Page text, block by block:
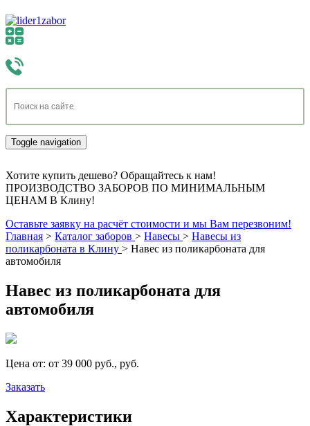
Toggle navigation
Хотите купить дешево? Обращайтесь к нам!
ПРОИЗВОДСТВО ЗАБОРОВ ПО МИНИМАЛЬНЫМ
ЦЕНАМ В Клину!
Оставьте заявку на расчёт стоимости и мы Вам перезвоним!
Главная > Каталог заборов > Навесы > Навесы из
поликарбоната в Клину > Навес из поликарбоната для
автомобиля
Навес из поликарбоната для
автомобиля
Цена от: от 39 000 руб., руб.
Заказать
Характеристики